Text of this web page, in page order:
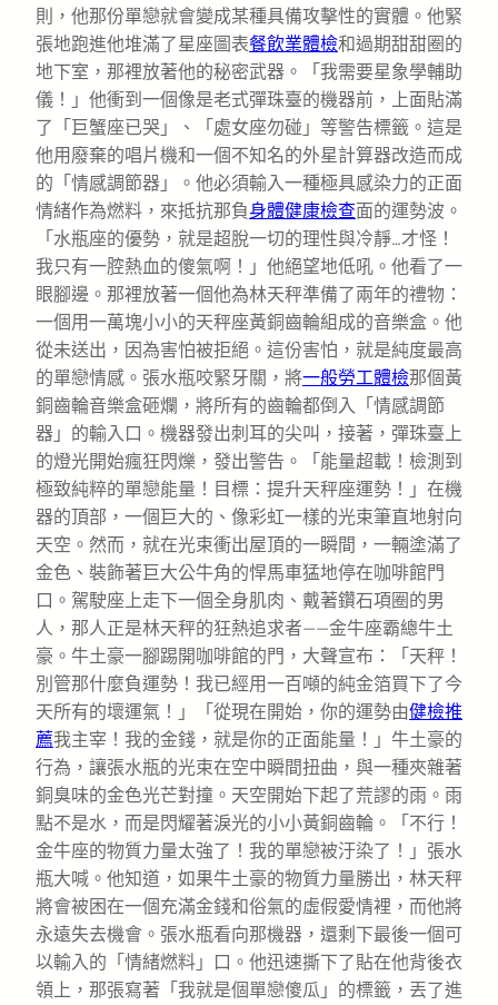
則，他那份單戀就會變成某種具備攻擊性的實體。他緊
張地跑進他堆滿了星座圖表餐飲業體檢和過期甜甜圈的
地下室，那裡放著他的秘密武器。「我需要星象學輔助
儀！」他衝到一個像是老式彈珠臺的機器前，上面貼滿
了「巨蟹座已哭」、「處女座勿碰」等警告標籤。這是
他用廢棄的唱片機和一個不知名的外星計算器改造而成
的「情感調節器」。他必須輸入一種極具感染力的正面
情緒作為燃料，來抵抗那負身體健康檢查面的運勢波。
「水瓶座的優勢，就是超脫一切的理性與冷靜…才怪！
我只有一腔熱血的傻氣啊！」他絕望地低吼。他看了一
眼腳邊。那裡放著一個他為林天秤準備了兩年的禮物：
一個用一萬塊小小的天秤座黃銅齒輪組成的音樂盒。他
從未送出，因為害怕被拒絕。這份害怕，就是純度最高
的單戀情感。張水瓶咬緊牙關，將一般勞工體檢那個黃
銅齒輪音樂盒砸爛，將所有的齒輪都倒入「情感調節
器」的輸入口。機器發出刺耳的尖叫，接著，彈珠臺上
的燈光開始瘋狂閃爍，發出警告。「能量超載！檢測到
極致純粹的單戀能量！目標：提升天秤座運勢！」在機
器的頂部，一個巨大的、像彩虹一樣的光束筆直地射向
天空。然而，就在光束衝出屋頂的一瞬間，一輛塗滿了
金色、裝飾著巨大公牛角的悍馬車猛地停在咖啡館門
口。駕駛座上走下一個全身肌肉、戴著鑽石項圈的男
人，那人正是林天秤的狂熱追求者——金牛座霸總牛土
豪。牛土豪一腳踢開咖啡館的門，大聲宣布：「天秤！
別管那什麼負運勢！我已經用一百噸的純金箔買下了今
天所有的壞運氣！」「從現在開始，你的運勢由健檢推
薦我主宰！我的金錢，就是你的正面能量！」牛土豪的
行為，讓張水瓶的光束在空中瞬間扭曲，與一種夾雜著
銅臭味的金色光芒對撞。天空開始下起了荒謬的雨。雨
點不是水，而是閃耀著淚光的小小黃銅齒輪。「不行！
金牛座的物質力量太強了！我的單戀被汙染了！」張水
瓶大喊。他知道，如果牛土豪的物質力量勝出，林天秤
將會被困在一個充滿金錢和俗氣的虛假愛情裡，而他將
永遠失去機會。張水瓶看向那機器，還剩下最後一個可
以輸入的「情緒燃料」口。他迅速撕下了貼在他背後衣
領上，那張寫著「我就是個單戀傻瓜」的標籤，丟了進